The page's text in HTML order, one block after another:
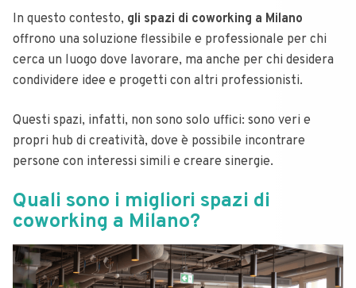
In questo contesto, gli spazi di coworking a Milano
offrono una soluzione flessibile e professionale per chi
cerca un luogo dove lavorare, ma anche per chi desidera
condividere idee e progetti con altri professionisti.
Questi spazi, infatti, non sono solo uffici: sono veri e
propri hub di creatività, dove è possibile incontrare
persone con interessi simili e creare sinergie.
Quali sono i migliori spazi di
coworking a Milano?